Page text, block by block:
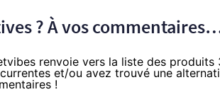
? À vos
renvoie vers la liste des produits
et/ou avez trouvé une
!